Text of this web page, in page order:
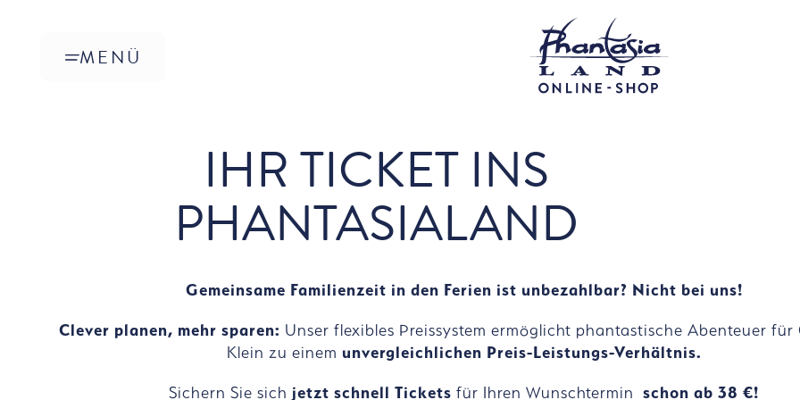
MENÜ
IHR TICKET INS
PHANTASIALAND
Gemeinsame Familienzeit in den Ferien ist unbezahlbar? Nicht bei uns!
Clever planen, mehr sparen: Unser flexibles Preissystem ermöglicht phantastische Abenteuer für
Klein zu einem unvergleichlichen Preis-Leistungs-Verhältnis.
Sichern Sie sich jetzt schnell Ticketsfür Ihren Wunschterminschon ab 38 €!